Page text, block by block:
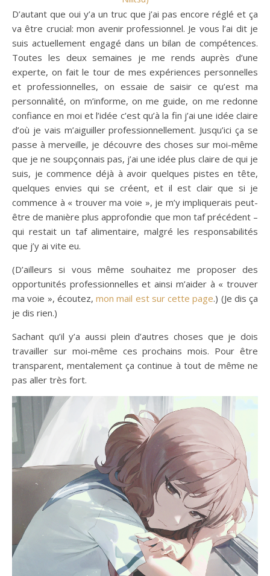
D’autant que oui y’a un truc que j’ai pas encore réglé et ça
va être crucial: mon avenir professionnel. Je vous l’ai dit je
suis actuellement engagé dans un bilan de compétences.
Toutes les deux semaines je me rends auprès d’une
experte, on fait le tour de mes expériences personnelles
et professionnelles, on essaie de saisir ce qu’est ma
personnalité, on m’informe, on me guide, on me redonne
confiance en moi et l’idée c’est qu’à la fin j’ai une idée claire
d’où je vais m’aiguiller professionnellement. Jusqu’ici ça se
passe à merveille, je découvre des choses sur moi-même
que je ne soupçonnais pas, j’ai une idée plus claire de qui je
suis, je commence déjà à avoir quelques pistes en tête,
quelques envies qui se créent, et il est clair que si je
commence à « trouver ma voie », je m’y impliquerais peut-
être de manière plus approfondie que mon taf précédent –
qui restait un taf alimentaire, malgré les responsabilités
que j’y ai vite eu.
(D’ailleurs si vous même souhaitez me proposer des
opportunités professionnelles et ainsi m’aider à « trouver
ma voie », écoutez, mon mail est sur cette page.) (Je dis ça
je dis rien.)
Sachant qu’il y’a aussi plein d’autres choses que je dois
travailler sur moi-même ces prochains mois. Pour être
transparent, mentalement ça continue à tout de même ne
pas aller très fort.